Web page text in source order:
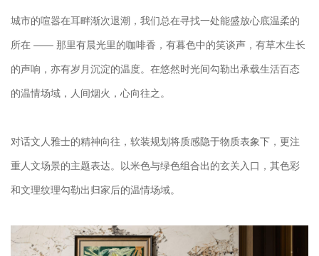
城市的喧嚣在耳畔渐次退潮，我们总在寻找一处能盛放心底温柔的
所在 —— 那里有晨光里的咖啡香，有暮色中的笑谈声，有草木生长
的声响，亦有岁月沉淀的温度。在悠然时光间勾勒出承载生活百态
的温情场域，人间烟火，心向往之。
对话文人雅士的精神向往，软装规划将质感隐于物质表象下，更注
重人文场景的主题表达。以米色与绿色组合出的玄关入口，其色彩
和文理纹理勾勒出归家后的温情场域。